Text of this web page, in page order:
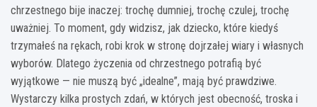
chrzestnego bije inaczej: trochę dumniej, trochę czulej, trochę
uważniej. To moment, gdy widzisz, jak dziecko, które kiedyś
trzymałeś na rękach, robi krok w stronę dojrzałej wiary i własnych
wyborów. Dlatego życzenia od chrzestnego potrafią być
wyjątkowe — nie muszą być „idealne”, mają być prawdziwe.
Wystarczy kilka prostych zdań, w których jest obecność, troska i